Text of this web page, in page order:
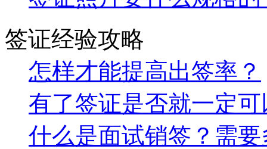
签证经验攻略
怎样才能提高出签率？
有了签证是否就一定
什么是面试销签？需